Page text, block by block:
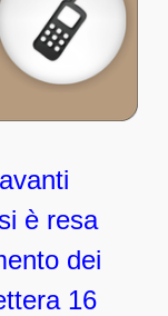
è resa
dei
16